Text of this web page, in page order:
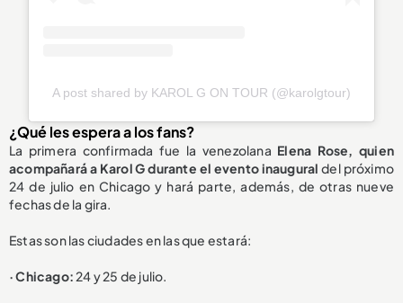
A post shared by KAROL G ON TOUR (@karolgtour)
¿Qué les espera a los fans?
La primera confirmada fue la venezolana Elena Rose, quien
acompañará a Karol G durante el evento inaugural del próximo
24 de julio en Chicago y hará parte, además, de otras nueve
fechas de la gira.
Estas son las ciudades en las que estará:
· Chicago: 24 y 25 de julio.